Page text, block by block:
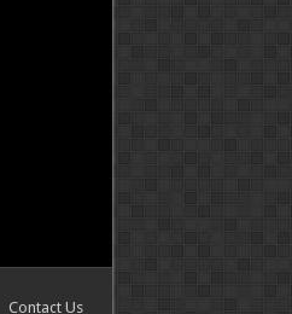
Contact Us